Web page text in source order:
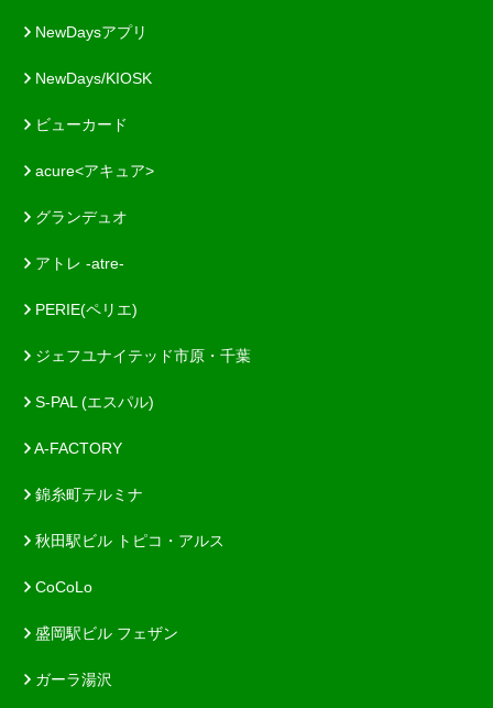
NewDaysアプリ
NewDays/KIOSK
ビューカード
acure<アキュア>
グランデュオ
アトレ -atre-
PERIE(ペリエ)
ジェフユナイテッド市原・千葉
S-PAL (エスパル)
A-FACTORY
錦糸町テルミナ
秋田駅ビル トピコ・アルス
CoCoLo
盛岡駅ビル フェザン
ガーラ湯沢